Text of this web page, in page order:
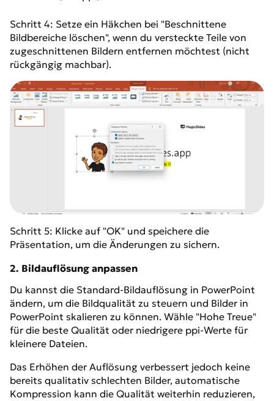
Schritt 4: Setze ein Häkchen bei "Beschnittene
Bildbereiche löschen", wenn du versteckte Teile von
zugeschnittenen Bildern entfernen möchtest (nicht
rückgängig machbar).
Schritt 5: Klicke auf "OK" und speichere die
Präsentation, um die Änderungen zu sichern.
2. Bildauflösung anpassen
Du kannst die Standard-Bildauflösung in PowerPoint
ändern, um die Bildqualität zu steuern und Bilder in
PowerPoint skalieren zu können. Wähle "Hohe Treue"
für die beste Qualität oder niedrigere ppi-Werte für
kleinere Dateien.
Das Erhöhen der Auflösung verbessert jedoch keine
bereits qualitativ schlechten Bilder, automatische
Kompression kann die Qualität weiterhin reduzieren,